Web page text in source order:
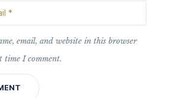
email, and website in this browser
time I comment.